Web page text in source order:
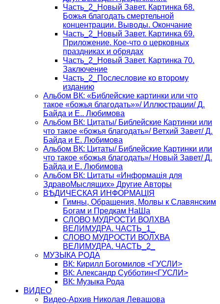
Часть_2_Новый Завет. Картинка 68.
Божья благодать смертельной
концентрации. Выводы. Окончание
Часть_2_Новый Завет. Картинка 69.
Приложение. Кое-что о церковных
праздниках и обрядах
Часть_2_Новый Завет. Картинка 70.
Заключение
Часть_2_Послесловие ко второму
изданию
Альбом ВК: «Библейские картинки или что
такое «божья благодать»»/ Иллюстрации/ Д.
Байда и Е.. Любимова
Альбом ВК: Цитаты/ Библейские Картинки или
что такое «божья благодать»/ Ветхий Завет/ Д.
Байда и Е. Любимова
Альбом ВК: Цитаты/ Библейские Картинки или
что такое «божья благодать»/ Новый Завет/ Д.
Байда и Е. Любимова
Альбом ВК: Цитаты «Информацiя для
ЗдравоМыслящих» Другие Авторы
ВѢДИЧЕСКАЯ ИНФОРМАЦIЯ
Гимны, Обращения, Молвы к Славянским
Богам и Предкам НаШа
СЛОВО МУДРОСТИ ВОЛХВА
ВЕЛИМУДРА. ЧАСТЬ_1_
СЛОВО МУДРОСТИ ВОЛХВА
ВЕЛИМУДРА. ЧАСТЬ_2_
МУЗЫКА РОДА
ВК: Кирилл Богомилов <ГУСЛИ>
ВК: Александр Субботин<ГУСЛИ>
ВК: Музыка Рода
ВИДЕО
Видео-Архив Николая Левашова